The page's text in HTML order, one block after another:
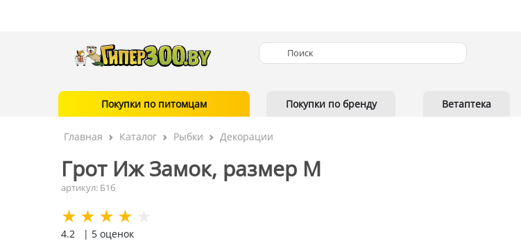
Покупки по питомцам Покупки по бренду Ветаптека
Главная Каталог Рыбки Декорации
Грот Иж Замок, размер M
артикул: Б1б
4.2 | 5 оценок